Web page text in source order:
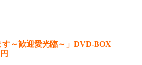
す～歓迎愛光臨～」DVD-BOX